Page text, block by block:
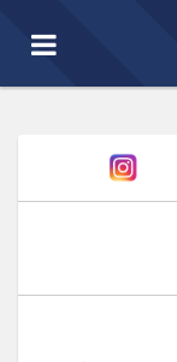
Toggle
navigation